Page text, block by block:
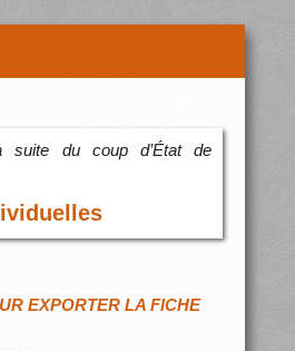
suite du coup d’État de
EXPORTER LA FICHE